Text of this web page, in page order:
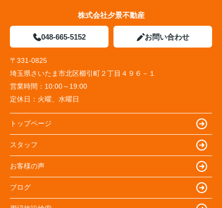
株式会社夕景不動産
048-665-5152 お問い合わせ
〒331-0825
埼玉県さいたま市北区櫛引町２丁目４９６－１
営業時間： 10:00～19:00
定休日： 火曜、水曜日
トップページ
スタッフ
お客様の声
ブログ